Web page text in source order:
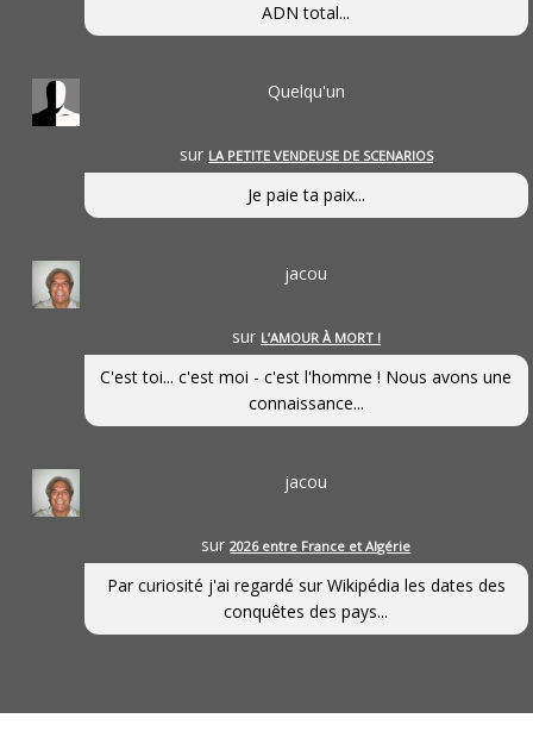
ADN total...
Quelqu'un
sur LA PETITE VENDEUSE DE SCENARIOS
Je paie ta paix...
jacou
sur L’AMOUR À MORT !
C'est toi... c'est moi - c'est l'homme ! Nous avons une
connaissance...
jacou
sur2026 entre France et Algérie
Par curiosité j'ai regardé sur Wikipédia les dates des
conquêtes des pays...